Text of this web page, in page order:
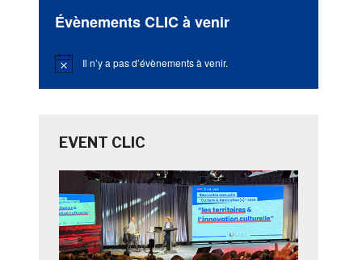
Évènements CLIC à venir
Notice Il n’y a pas d’évènements à venir.
EVENT CLIC